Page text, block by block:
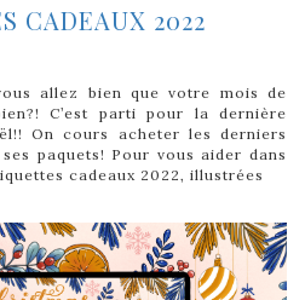
CADEAUX 2022
allez bien que votre mois de
C’est parti pour la dernière
On cours acheter les derniers
paquets! Pour vous aider dans
cadeaux 2022, illustrées